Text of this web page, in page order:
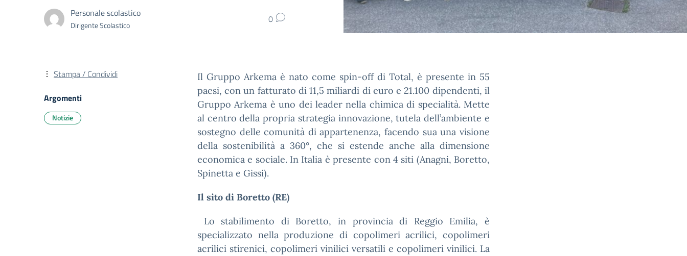
Personale scolastico
Dirigente Scolastico 0
Il Gruppo Arkema è nato come spin-off di Total, è presente in 55
paesi, con un fatturato di 11,5 miliardi di euro e 21.100 dipendenti, il
Gruppo Arkema è uno dei leader nella chimica di specialità. Mette
al centro della propria strategia innovazione, tutela dell’ambiente e
sostegno delle comunità di appartenenza, facendo sua una visione
della sostenibilità a 360°, che si estende anche alla dimensione
economica e sociale. In Italia è presente con 4 siti (Anagni, Boretto,
Spinetta e Gissi).
Il sito di Boretto (RE)
Lo stabilimento di Boretto, in provincia di Reggio Emilia, è
specializzato nella produzione di copolimeri acrilici, copolimeri
acrilici stirenici, copolimeri vinilici versatili e copolimeri vinilici. La
Stampa / Condividi
Argomenti
Notizie